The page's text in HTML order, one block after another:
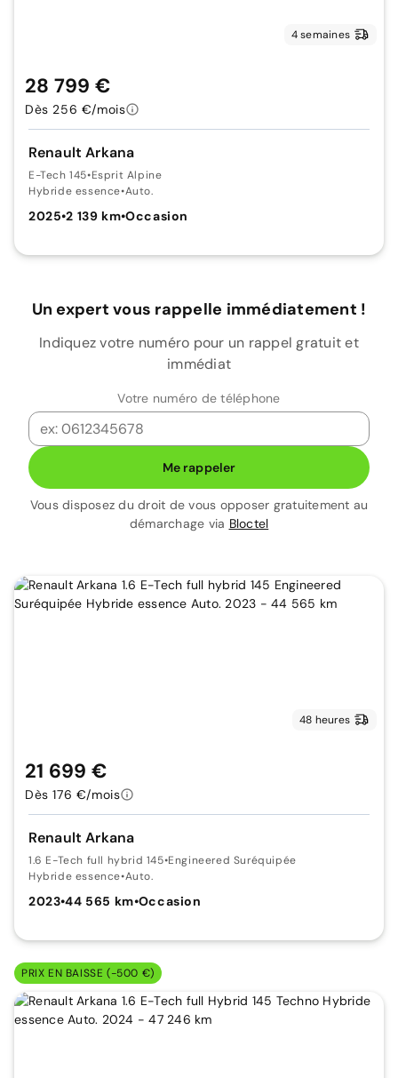
4 semaines
Renault Arkana
E-Tech 145•Esprit Alpine
Hybride essence•Auto.
2025•2 139 km•Occasion
28 799 €
Dès 256 €/mois
Un expert vous rappelle immédiatement !
Indiquez votre numéro pour un rappel gratuit et
immédiat
Votre numéro de téléphone
Me rappeler
Vous disposez du droit de vous opposer gratuitement au
démarchage via Bloctel
48 heures
Renault Arkana
1.6 E-Tech full hybrid 145•Engineered Suréquipée
Hybride essence•Auto.
2023•44 565 km•Occasion
21 699 €
Dès 176 €/mois
PRIX EN BAISSE (-500 €)